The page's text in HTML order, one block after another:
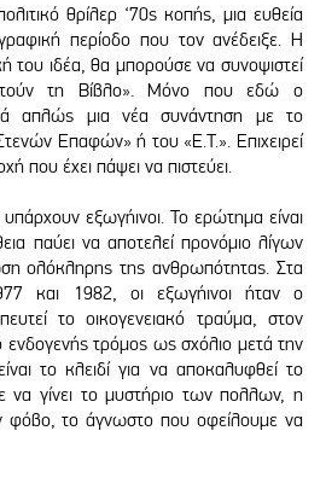
θρίλερ ‘70s κοπής, μια ευθεία
περίοδο που τον ανέδειξε. Η
του ιδέα, θα μπορούσε να συνοψιστεί
τη Βίβλο». Μόνο που εδώ ο
απλώς μια νέα συνάντηση με το
Επαφών» ή του «E.T.». Επιχειρεί
που έχει πάψει να πιστεύει.
εξωγήινοι. Το ερώτημα είναι
παύει να αποτελεί προνόμιο λίγων
ολόκληρης της ανθρωπότητας. Στα
και 1982, οι εξωγήινοι ήταν ο
το οικογενειακό τραύμα, στον
τρόμος ως σχόλιο μετά την
το κλειδί για να αποκαλυφθεί το
να γίνει το μυστήριο των πολλων, η
φόβο, το άγνωστο που οφείλουμε να